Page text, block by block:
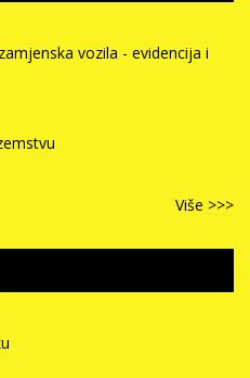
vozila - evidencija i
Više >>>